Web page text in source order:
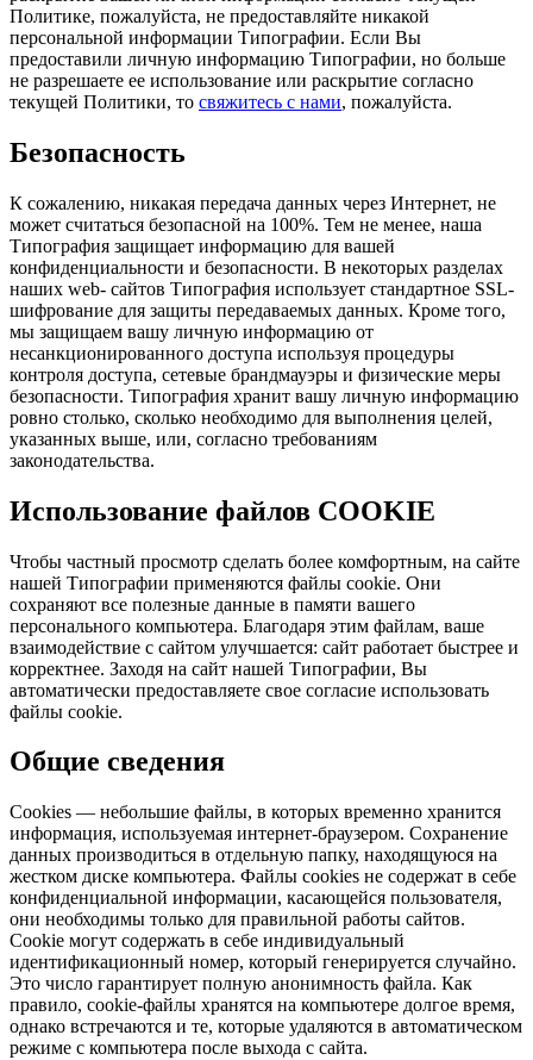
Политике, пожалуйста, не предоставляйте никакой
персональной информации Типографии. Если Вы
предоставили личную информацию Типографии, но больше
не разрешаете ее использование или раскрытие согласно
текущей Политики, то свяжитесь с нами, пожалуйста.
Безопасность
К сожалению, никакая передача данных через Интернет, не
может считаться безопасной на 100%. Тем не менее, наша
Типография защищает информацию для вашей
конфиденциальности и безопасности. В некоторых разделах
наших web- сайтов Типография использует стандартное SSL-
шифрование для защиты передаваемых данных. Кроме того,
мы защищаем вашу личную информацию от
несанкционированного доступа используя процедуры
контроля доступа, сетевые брандмауэры и физические меры
безопасности. Типография хранит вашу личную информацию
ровно столько, сколько необходимо для выполнения целей,
указанных выше, или, согласно требованиям
законодательства.
Использование файлов COOKIE
Чтобы частный просмотр сделать более комфортным, на сайте
нашей Типографии применяются файлы cookie. Они
сохраняют все полезные данные в памяти вашего
персонального компьютера. Благодаря этим файлам, ваше
взаимодействие с сайтом улучшается: сайт работает быстрее и
корректнее. Заходя на сайт нашей Типографии, Вы
автоматически предоставляете свое согласие использовать
файлы cookie.
Общие сведения
Cookies — небольшие файлы, в которых временно хранится
информация, используемая интернет-браузером. Сохранение
данных производиться в отдельную папку, находящуюся на
жестком диске компьютера. Файлы cookies не содержат в себе
конфиденциальной информации, касающейся пользователя,
они необходимы только для правильной работы сайтов.
Cookie могут содержать в себе индивидуальный
идентификационный номер, который генерируется случайно.
Это число гарантирует полную анонимность файла. Как
правило, cookie-файлы хранятся на компьютере долгое время,
однако встречаются и те, которые удаляются в автоматическом
режиме с компьютера после выхода с сайта.